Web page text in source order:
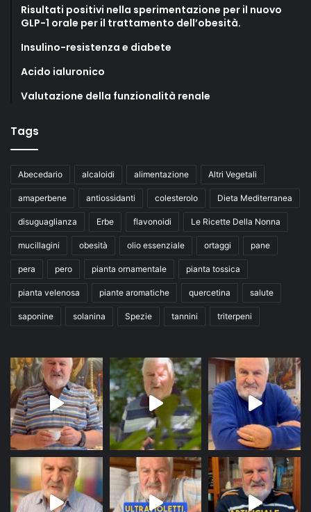
Risultati positivi nella sperimentazione per il nuovo
GLP-1 orale per il trattamento dell’obesità.
Insulino-resistenza e diabete
Acido ialuronico
Valutazione della funzionalità renale
Tags
Abecedario alcaloidi alimentazione Altri Vegetali
amaperbene antiossidanti colesterolo Dieta Mediterranea
disuguaglianza Erbe flavonoidi Le Ricette Della Nonna
mucillagini obesità olio essenziale ortaggi pane
pera pero pianta ornamentale pianta tossica
pianta velenosa piante aromatiche quercetina salute
saponine solanina Spezie tannini triterpeni